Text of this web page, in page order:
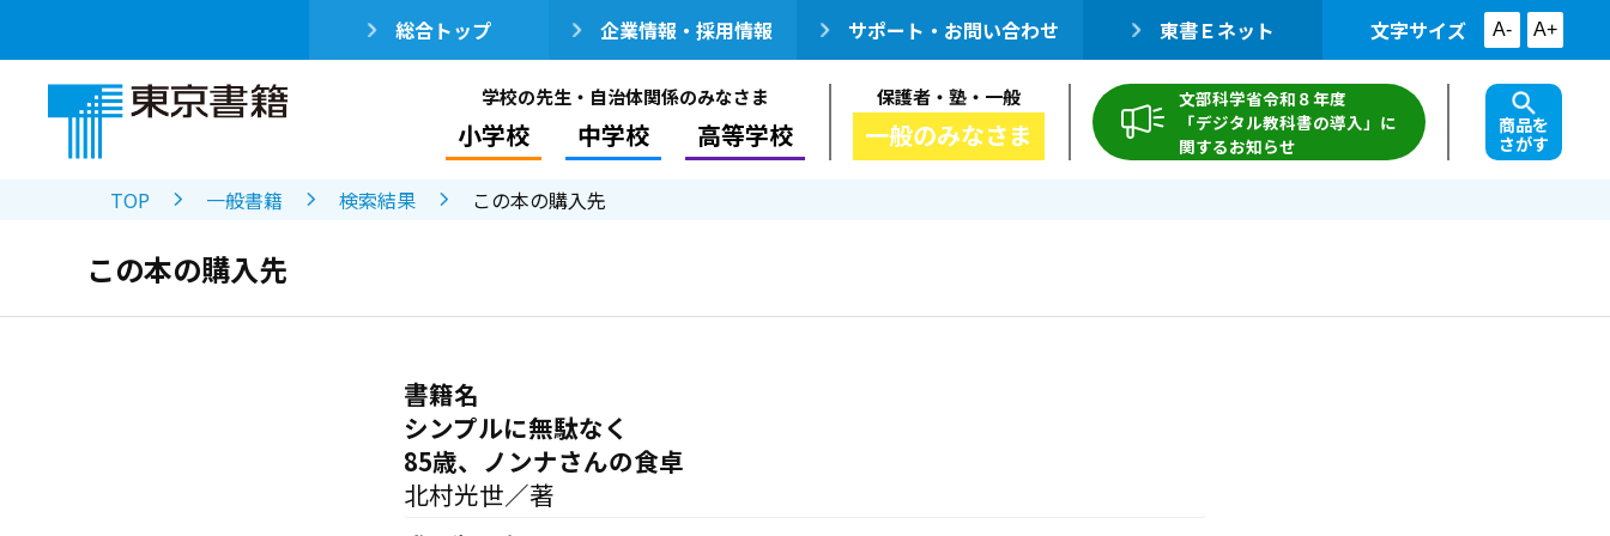
総合トップ 企業情報・採用情報 サポート・お問い合わせ 東書Ｅネット 文字サイズ A- A+
学校の先生・自治体関係のみなさま
小学校 中学校 高等学校
保護者・塾・一般
一般のみなさま
文部科学省令和８年度
「デジタル教科書の導入」に
関するお知らせ
商品を
さがす
TOP 一般書籍 検索結果 この本の購入先
この本の購入先
書籍名
シンプルに無駄なく
85歳、ノンナさんの食卓
北村光世／著